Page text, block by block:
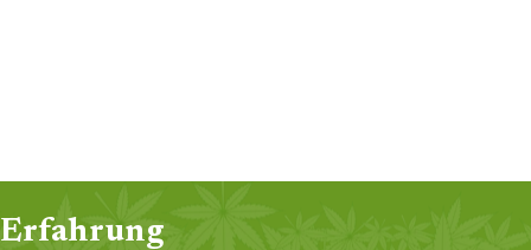
Erfahrung